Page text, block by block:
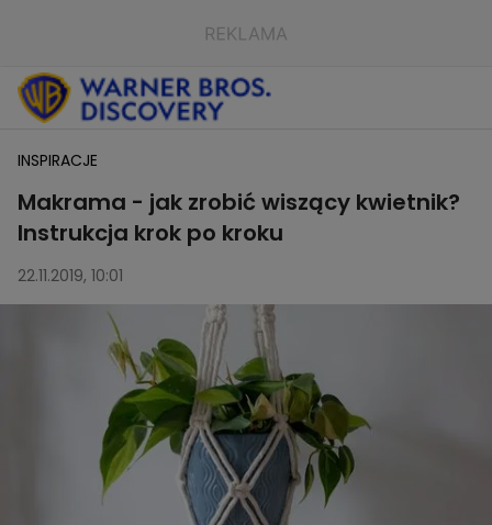
INSPIRACJE
Makrama - jak zrobić wiszący kwietnik?
Instrukcja krok po kroku
22.11.2019, 10:01